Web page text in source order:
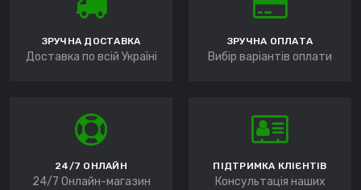
ЗРУЧНА ДОСТАВКА
Доставка по всій Україні
ЗРУЧНА ОПЛАТА
Вибір варіантів оплати
24/7 ОНЛАЙН
24/7 Онлайн-магазин
ПІДТРИМКА КЛІЄНТІВ
Консультація наших